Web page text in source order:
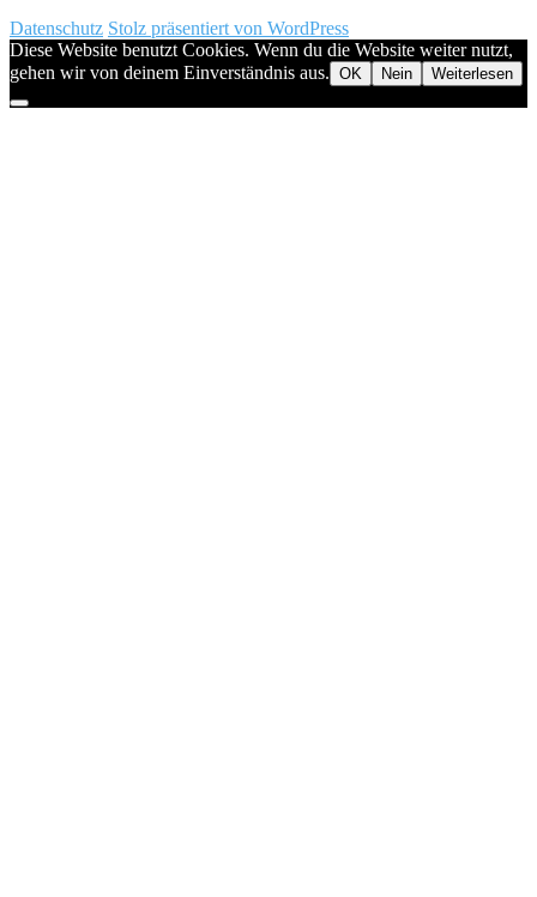
Datenschutz Stolz präsentiert von WordPress
Diese Website benutzt Cookies. Wenn du die Website weiter nutzt,
gehen wir von deinem Einverständnis aus. OK Nein Weiterlesen